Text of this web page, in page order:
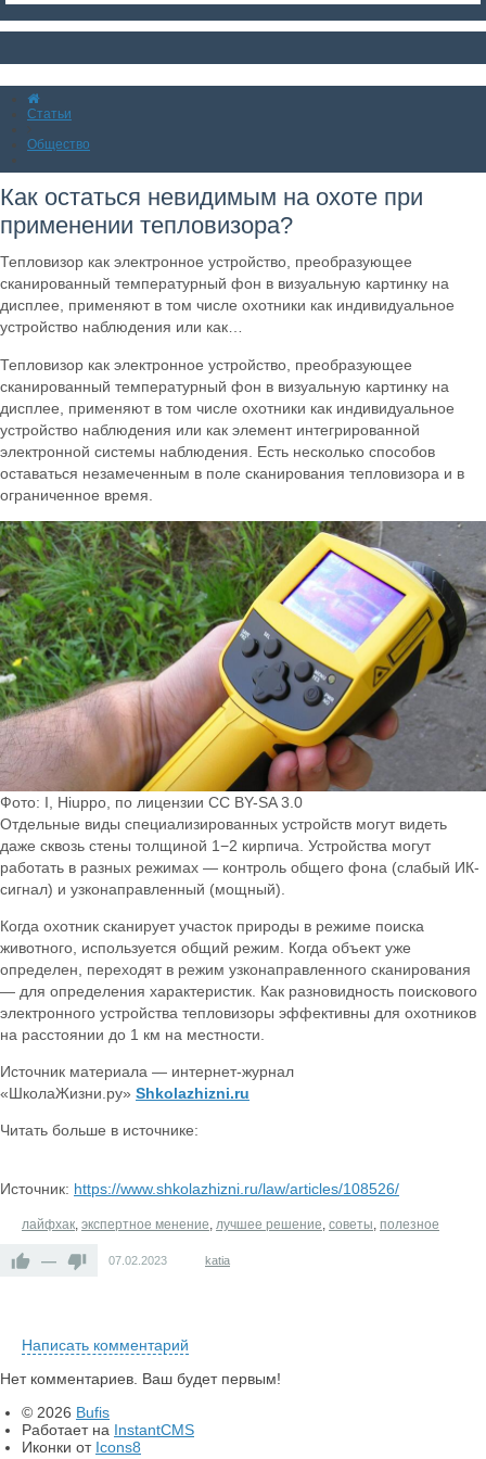
Статьи
Общество
Как остаться невидимым на охоте при
применении тепловизора?
Тепловизор как электронное устройство, преобразующее
сканированный температурный фон в визуальную картинку на
дисплее, применяют в том числе охотники как индивидуальное
устройство наблюдения или как…
Тепловизор как электронное устройство, преобразующее
сканированный температурный фон в визуальную картинку на
дисплее, применяют в том числе охотники как индивидуальное
устройство наблюдения или как элемент интегрированной
электронной системы наблюдения. Есть несколько способов
оставаться незамеченным в поле сканирования тепловизора и в
ограниченное время.
Фото: I, Hiuppo, по лицензии CC BY-SA 3.0
Отдельные виды специализированных устройств могут видеть
даже сквозь стены толщиной 1−2 кирпича. Устройства могут
работать в разных режимах — контроль общего фона (слабый ИК-
сигнал) и узконаправленный (мощный).
Когда охотник сканирует участок природы в режиме поиска
животного, используется общий режим. Когда объект уже
определен, переходят в режим узконаправленного сканирования
— для определения характеристик. Как разновидность поискового
электронного устройства тепловизоры эффективны для охотников
на расстоянии до 1 км на местности.
Источник материала — интернет-журнал
«ШколаЖизни.ру» Shkolazhizni.ru
Читать больше в источнике:
Источник: https://www.shkolazhizni.ru/law/articles/108526/
лайфхак, экспертное менение, лучшее решение, советы, полезное
— 07.02.2023 katia
Написать комментарий
Нет комментариев. Ваш будет первым!
© 2026 Bufis
Работает на InstantCMS
Иконки от Icons8